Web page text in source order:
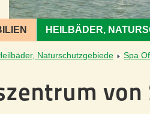
HEILBÄDER,
Naturschutzgebiede Spa
von